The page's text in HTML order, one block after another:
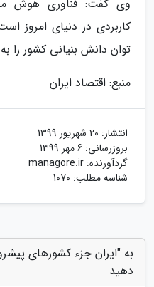
وی گفت: فناوری هوش
کاربردی در دنیای امروز
توان دانش بنیانی کشور را
منبع: اقتصاد ایران
انتشار: 20 شهریور 1399
بروزرسانی: 6 مهر 1399
گردآورنده: managore.ir
شناسه مطلب: 1070
به "ایران جزء کشورهای
دهید